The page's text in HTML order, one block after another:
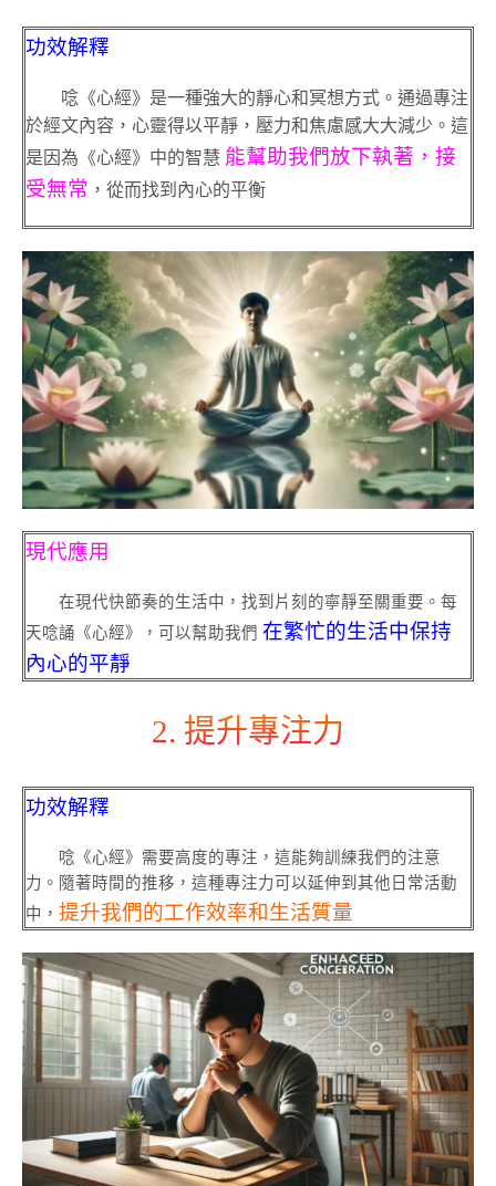
功效解釋
唸《心經》是一種強大的靜心和冥想方式。通過專注
於經文內容，心靈得以平靜，壓力和焦慮感大大減少。這
是因為《心經》中的智慧 能幫助我們放下執著，接
受無常 ，從而找到內心的平衡
現代應用
在現代快節奏的生活中，找到片刻的寧靜至關重要。每
天唸誦《心經》，可以幫助我們 在繁忙的生活中保持
內心的平靜
2. 提升專注力
功效解釋
唸《心經》需要高度的專注，這能夠訓練我們的注意
力。隨著時間的推移，這種專注力可以延伸到其他日常活動
中， 提升我們的工作效率和生活質量